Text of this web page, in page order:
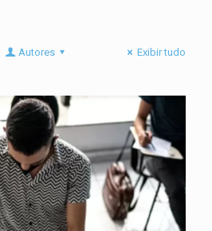
Autores Exibir tudo